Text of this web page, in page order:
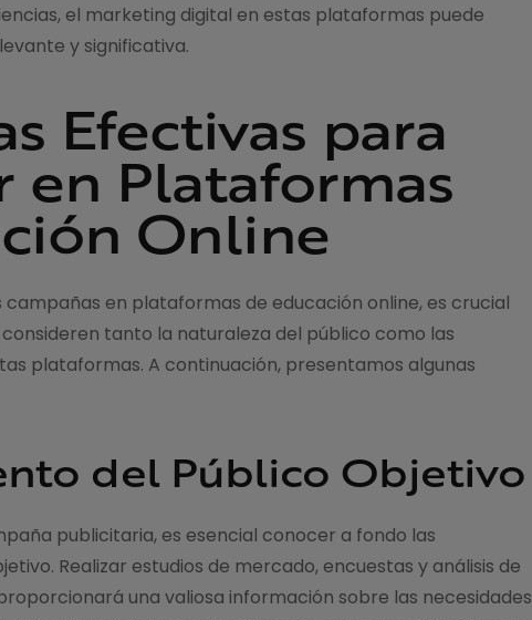
el marketing digital en estas plataformas puede
y significativa.
Efectivas para
en Plataformas
Online
en plataformas de educación online, es crucial
tanto la naturaleza del público como las
plataformas. A continuación, presentamos algunas
del Público Objetivo
publicitaria, es esencial conocer a fondo las
Realizar estudios de mercado, encuestas y análisis de
una valiosa información sobre las necesidades